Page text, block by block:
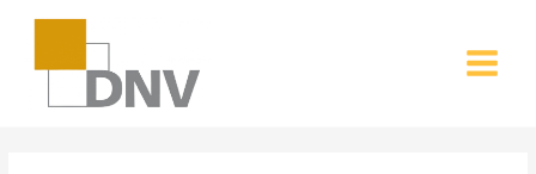
Zum
springen
MENU